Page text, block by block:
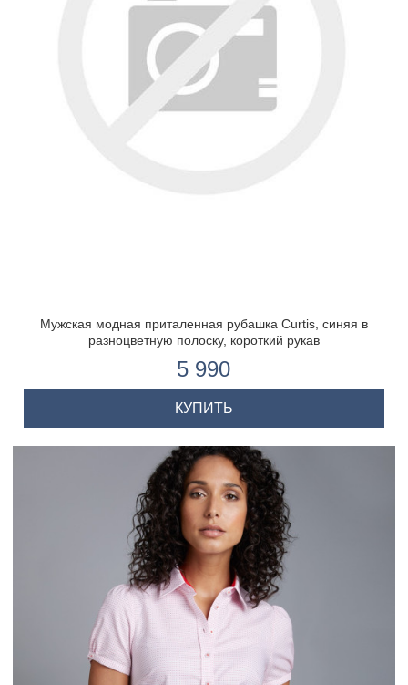
Мужская модная приталенная рубашка Curtis, синяя в
разноцветную полоску, короткий рукав
5 990
КУПИТЬ